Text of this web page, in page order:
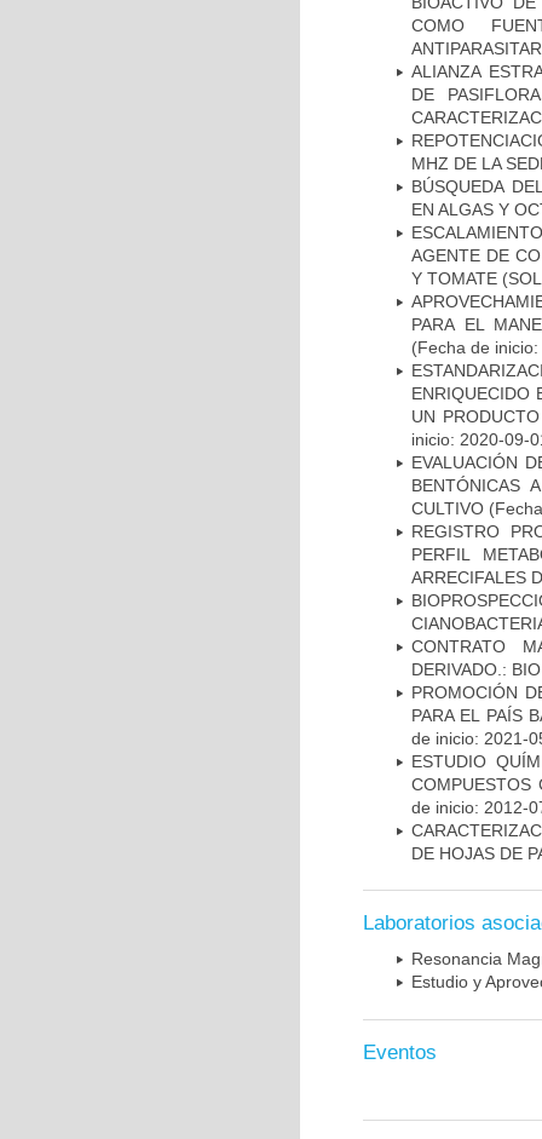
COMO
ALIANZA
DE
MHZ DE LA
BÚSQUEDA
EN ALGAS Y
AGENTE DE
Y TOMATE
PARA EL
(Fecha de
ENRIQUECIDO
UN
inicio: 2020-09-
EVALUACIÓN
BENTÓNICAS
CULTIVO
REGISTRO
PERFIL
ARRECIFALES
CONTRATO
DERIVADO.:
PROMOCIÓN
PARA EL PAÍS
de inicio: 2021-
ESTUDIO
COMPUESTOS
de inicio: 2012-
DE HOJAS DE
Laboratorios
Resonancia
Estudio y
Eventos